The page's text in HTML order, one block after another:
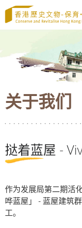
至
内
容
始
关于我们
挞着蓝屋 -
作为发展局第二期活
哗蓝屋」 - 蓝屋建筑
工。